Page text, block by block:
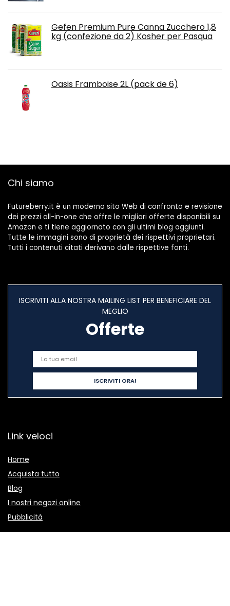
Gefen Premium Pure Canna Zucchero 1,8
kg (confezione da 2) Kosher per Pasqua
Oasis Framboise 2L (pack de 6)
Chi siamo
Futureberry.it è un moderno sito Web di confronto e revisione
dei prezzi all-in-one che offre le migliori offerte disponibili su
Amazon e ti tiene aggiornato con gli ultimi blog aggiunti.
Tutte le immagini sono di proprietà dei rispettivi proprietari.
Tutti i contenuti citati derivano dalle rispettive fonti.
ISCRIVITI ALLA NOSTRA MAILING LIST PER BENEFICIARE DEL
MEGLIO
Offerte
Link veloci
Home
Acquista tutto
Blog
I nostri negozi online
Pubblicità